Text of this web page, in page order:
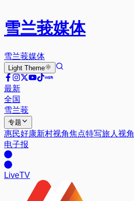
雪兰莪媒体
雪兰莪媒体
Light Theme
最新
全国
雪兰莪
专题
惠民好康新村视角焦点特写旅人视角
电子报
LiveTV